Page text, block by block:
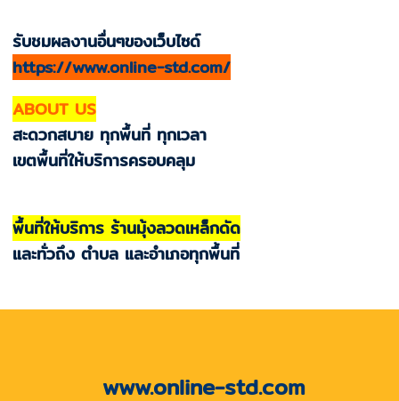
รับชมผลงานอื่นๆของเว็บไซด์
https://www.online-std.com/
ABOUT US
สะดวกสบาย ทุกพื้นที่ ทุกเวลา
เขตพื้นที่ให้บริการครอบคลุม
พื้นที่ให้บริการ ร้านมุ้งลวดเหล็กดัด
และทั่วถึง ตำบล และอำเภอทุกพื้นที่
www.online-std.com